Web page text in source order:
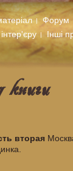
Форум
Інші
вторая